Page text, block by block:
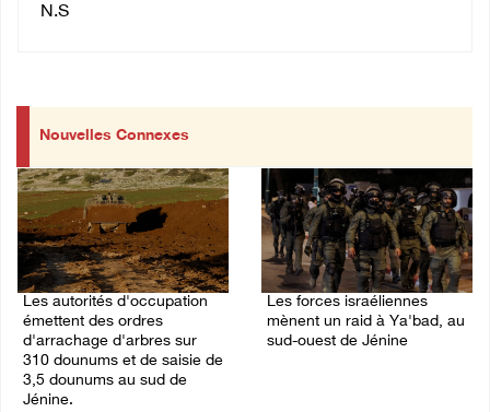
N.S
Nouvelles Connexes
Les autorités d'occupation
émettent des ordres
d'arrachage d'arbres sur
310 dounums et de saisie de
3,5 dounums au sud de
Jénine.
Les forces israéliennes
mènent un raid à Ya'bad, au
sud-ouest de Jénine